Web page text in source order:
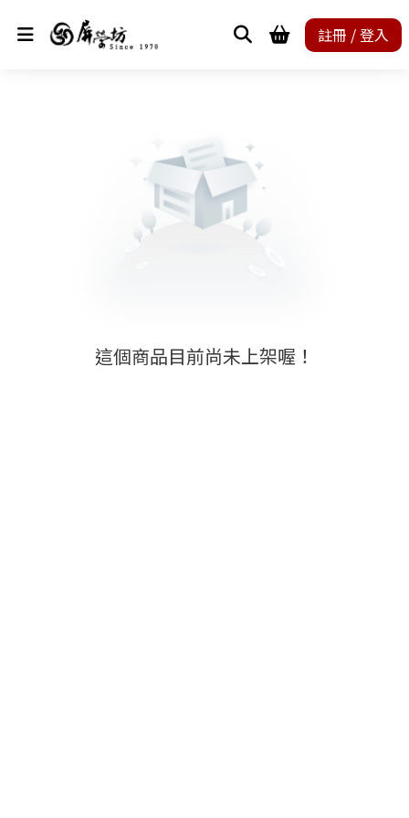
註冊 / 登入
這個商品目前尚未上架喔！